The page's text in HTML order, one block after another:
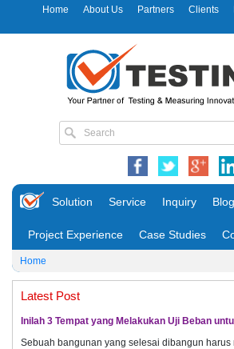
Home About Us Partners Clients
Solution Service Inquiry Blog
Project Experience Case Studies
Home
Latest Post
Inilah 3 Tempat yang Melakukan Uji Beban
Sebuah bangunan yang selesai dibangun harus